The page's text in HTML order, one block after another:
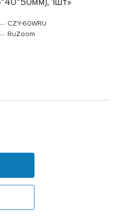
CZY-60WRU
RuZoom